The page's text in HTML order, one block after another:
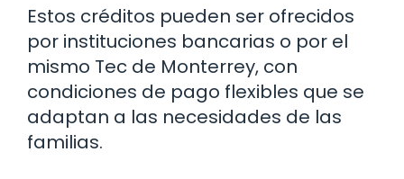
Estos créditos pueden ser ofrecidos
por instituciones bancarias o por el
mismo Tec de Monterrey, con
condiciones de pago flexibles que se
adaptan a las necesidades de las
familias.